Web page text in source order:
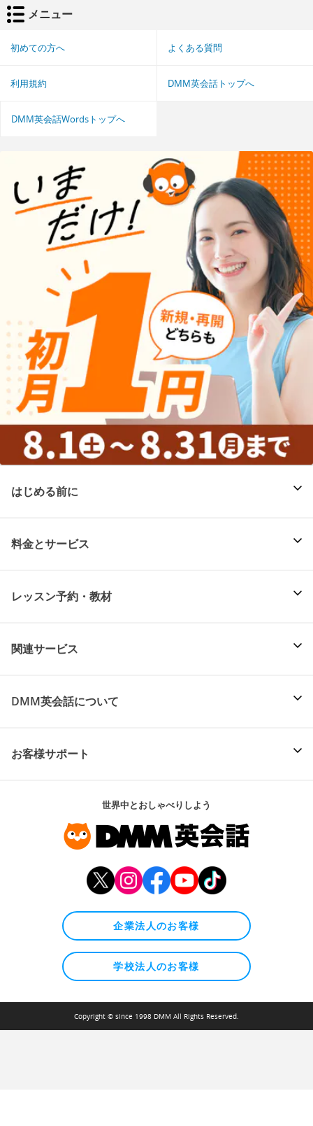
メニュー
初めての方へ よくある質問
利用規約 DMM英会話トップへ
DMM英会話Wordsトップへ
はじめる前に
料金とサービス
レッスン予約・教材
関連サービス
DMM英会話について
お客様サポート
世界中とおしゃべりしよう
企業法人のお客様
学校法人のお客様
Copyright © since 1998 DMM All Rights Reserved.